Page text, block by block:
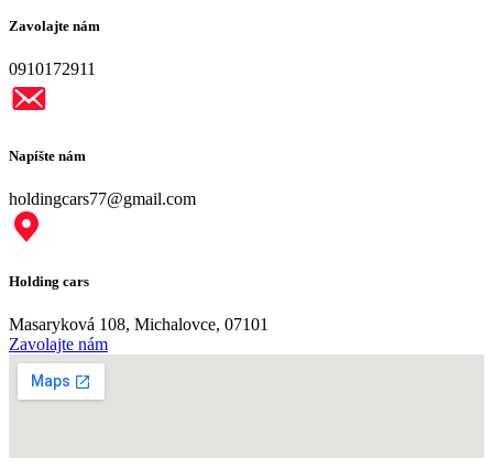
Zavolajte nám
0910172911
Napíšte nám
holdingcars77@gmail.com
Holding cars
Masaryková 108, Michalovce, 07101
Zavolajte nám